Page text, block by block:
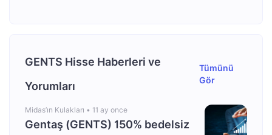
GENTS Hisse Haberleri ve
Yorumları
Tümünü
Gör
Midas’ın Kulakları • 11 ay once
Gentaş (GENTS) 150% bedelsiz